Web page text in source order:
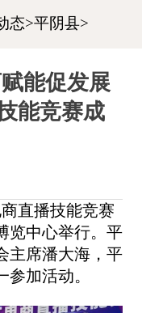
态>平阴县>
能促发展
能竞赛成
直播技能竞赛
览中心举行。平
主席潘大海，平
加活动。